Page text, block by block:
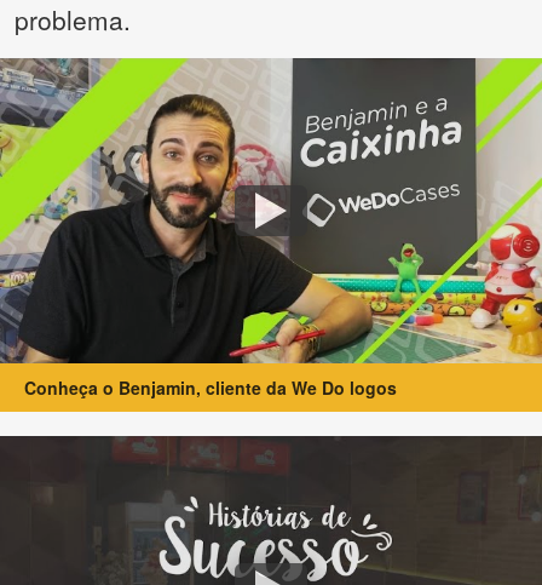
problema.
Conheça o Benjamin, cliente da We Do logos